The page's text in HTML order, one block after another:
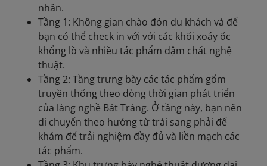
nhân.
Tầng 1: Không gian chào đón du khách và để
bạn có thể check in với với các khối xoáy ốc
khổng lồ và nhiều tác phẩm đậm chất nghệ
thuật.
Tầng 2: Tầng trưng bày các tác phẩm gốm
truyền thống theo dòng thời gian phát triển
của làng nghề Bát Tràng. Ở tầng này, bạn nên
di chuyển theo hướng từ trái sang phải để
khám để trải nghiệm đầy đủ và liền mạch các
tác phẩm.